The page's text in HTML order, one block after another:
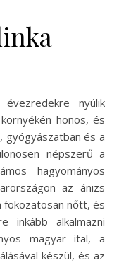
nyúlik
honos, és
gyógyászatban és a
népszerű a
hagyományos
az ánizs
fokozatosan nőtt, és
inkább alkalmazni
magyar ital, a
készül, és az